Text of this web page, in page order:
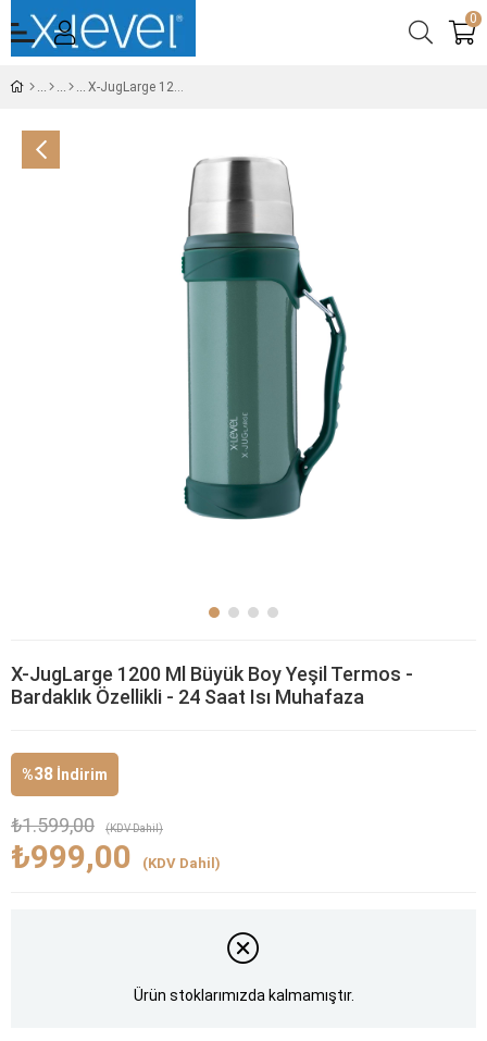
0
X-JugLarge 1200 Ml Büyük Boy Yeşil Termos - Bardaklık Özellikli - 24 Saat Isı Muhafaza
X-JugLarge 1200 Ml Büyük Boy Yeşil Termos -
Bardaklık Özellikli - 24 Saat Isı Muhafaza
%38 İndirim
₺1.599,00 (KDV Dahil)
₺999,00 (KDV Dahil)
Ürün stoklarımızda kalmamıştır.